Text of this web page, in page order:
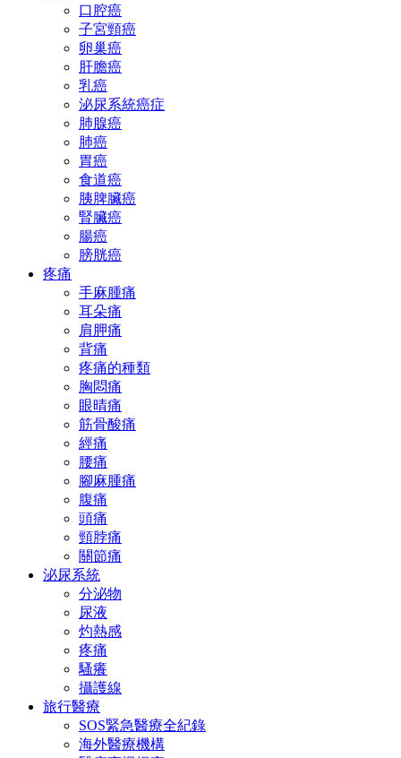
口腔癌
子宮頸癌
卵巢癌
肝膽癌
乳癌
泌尿系統癌症
肺腺癌
肺癌
胃癌
食道癌
胰脾臟癌
腎臟癌
腸癌
膀胱癌
疼痛
手麻腫痛
耳朵痛
肩胛痛
背痛
疼痛的種類
胸悶痛
眼晴痛
筋骨酸痛
經痛
腰痛
腳麻腫痛
腹痛
頭痛
頸脖痛
關節痛
泌尿系統
分泌物
尿液
灼熱感
疼痛
騷癢
攝護線
旅行醫療
SOS緊急醫療全紀錄
海外醫療機構